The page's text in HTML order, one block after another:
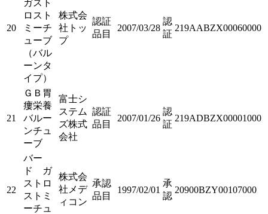
20
ガスト
ロスト
ミーチ
ューブ
（バル
ーンタ
イプ）
株式会
社トッ
プ
認証
品目
2007/03/28
認
証
219AABZX00060000
21
ＧＢ胃
瘻栄養
バルー
ンチュ
ーブ
富士シ
ステム
ズ株式
会社
認証
品目
2007/01/26
認
証
219ADBZX00001000
22
バー
ド ガ
ストロ
ストミ
ーチュ
株式会
社メデ
ィコン
承認
品目
1997/02/01
承
認
20900BZY00107000